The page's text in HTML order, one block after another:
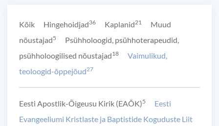
Kõik Hingehoidjad36 Kaplanid21
Muud
nõustajad5
Psühholoogid, psühhoterapeudid,
psühholoogilised nõustajad18
Vaimulikud,
teoloogid-õppejõud27
Eesti Apostlik-Õigeusu Kirik (EAÕK)5
Eesti
Evangeeliumi Kristlaste ja Baptistide Koguduste Liit